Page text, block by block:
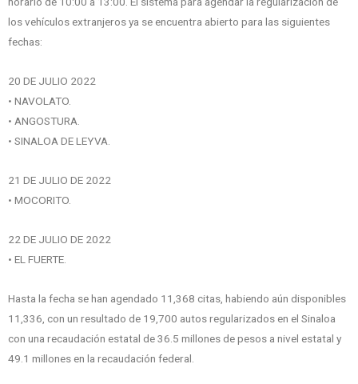
los vehículos extranjeros ya se encuentra abierto para las siguientes
fechas:
20 DE JULIO 2022
• NAVOLATO.
• ANGOSTURA.
• SINALOA DE LEYVA.
21 DE JULIO DE 2022
• MOCORITO.
22 DE JULIO DE 2022
• EL FUERTE.
Hasta la fecha se han agendado 11,368 citas, habiendo aún disponibles
11,336, con un resultado de 19,700 autos regularizados en el Sinaloa
con una recaudación estatal de 36.5 millones de pesos a nivel estatal y
49.1 millones en la recaudación federal.